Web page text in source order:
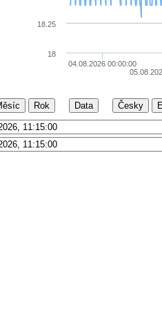
04.08.2026 00:00:00
18
18.25
Rok Data Česky